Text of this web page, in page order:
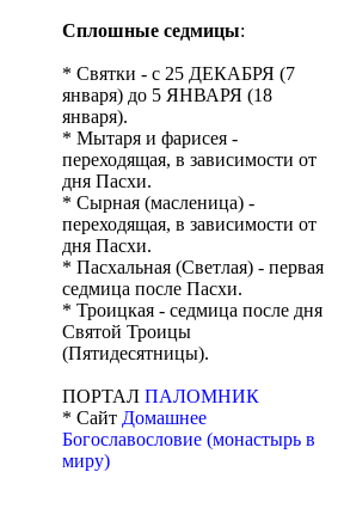
Сплошные седмицы:
* Святки - с 25 ДЕКАБРЯ (7
января) до 5 ЯНВАРЯ (18
января).
* Мытаря и фарисея -
переходящая, в зависимости от
дня Пасхи.
* Сырная (масленица) -
переходящая, в зависимости от
дня Пасхи.
* Пасхальная (Светлая) - первая
седмица после Пасхи.
* Троицкая - седмица после дня
Святой Троицы
(Пятидесятницы).
ПОРТАЛ ПАЛОМНИК
* Сайт Домашнее
Богославословие (монастырь в
миру)